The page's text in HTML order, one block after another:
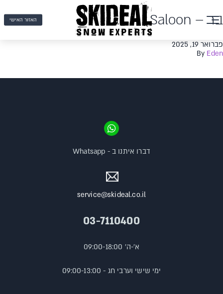
האזור האישי בר – Saloon
פברואר 19, 2025
By Eden
service@skideal.co.il
03-7110400
א'-ה' 09:00-18:00
ימי שישי וערבי חג - 09:00-13:00
דברו איתנו ב - Whatsapp